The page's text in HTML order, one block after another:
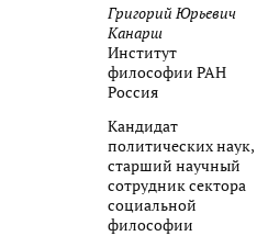
Григорий Юрьевич
Канарш
Институт
философии РАН
Россия
Кандидат
политических наук,
старший научный
сотрудник сектора
социальной
философии